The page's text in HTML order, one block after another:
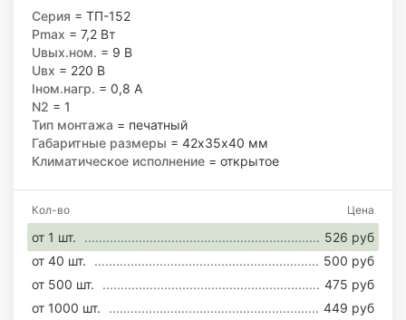
Серия = ТП-152
Pmax = 7,2 Вт
Uвых.ном. = 9 В
Uвх = 220 В
Iном.нагр. = 0,8 А
N2 = 1
Тип монтажа = печатный
Габаритные размеры = 42х35х40 мм
Климатическое исполнение = открытое
Кол-во Цена
от 1 шт.
526 руб
от 40 шт.
500 руб
от 500 шт.
475 руб
от 1000 шт.
449 руб